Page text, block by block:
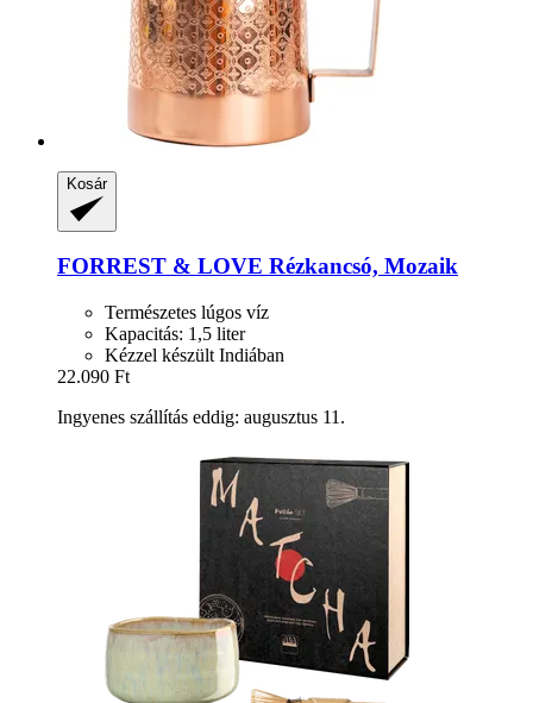
Kosár
FORREST & LOVE Rézkancsó, Mozaik
Természetes lúgos víz
Kapacitás: 1,5 liter
Kézzel készült Indiában
22.090 Ft
Ingyenes szállítás eddig: augusztus 11.